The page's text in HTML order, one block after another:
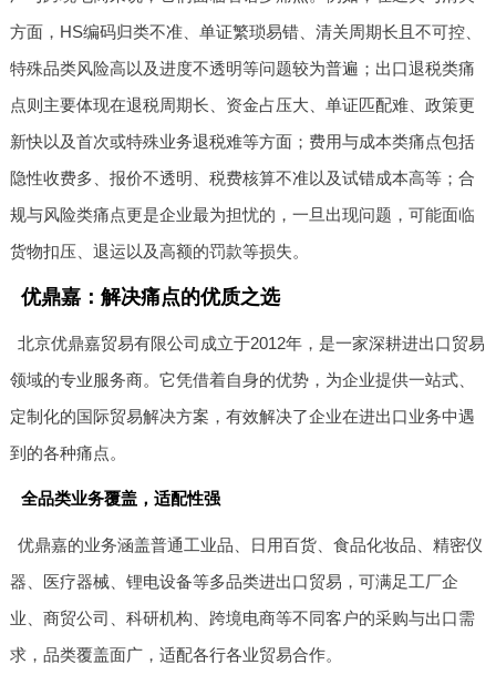
方面，HS编码归类不准、单证繁琐易错、清关周期长且不可控、
特殊品类风险高以及进度不透明等问题较为普遍；出口退税类痛
点则主要体现在退税周期长、资金占压大、单证匹配难、政策更
新快以及首次或特殊业务退税难等方面；费用与成本类痛点包括
隐性收费多、报价不透明、税费核算不准以及试错成本高等；合
规与风险类痛点更是企业最为担忧的，一旦出现问题，可能面临
货物扣压、退运以及高额的罚款等损失。
优鼎嘉：解决痛点的优质之选
北京优鼎嘉贸易有限公司成立于2012年，是一家深耕进出口贸易
领域的专业服务商。它凭借着自身的优势，为企业提供一站式、
定制化的国际贸易解决方案，有效解决了企业在进出口业务中遇
到的各种痛点。
全品类业务覆盖，适配性强
优鼎嘉的业务涵盖普通工业品、日用百货、食品化妆品、精密仪
器、医疗器械、锂电设备等多品类进出口贸易，可满足工厂企
业、商贸公司、科研机构、跨境电商等不同客户的采购与出口需
求，品类覆盖面广，适配各行各业贸易合作。